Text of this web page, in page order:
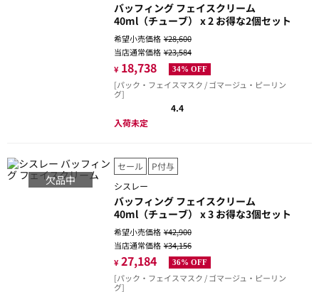
バッフィング フェイスクリーム
40ml（チューブ） x 2 お得な2個セット
希望小売価格¥28,600
当店通常価格¥23,584
¥ 18,738 34% OFF
[パック・フェイスマスク / ゴマージュ・ピーリン
グ]
4.4
入荷未定
欠品中
セール
P付与
シスレー
バッフィング フェイスクリーム
40ml（チューブ） x 3 お得な3個セット
希望小売価格¥42,900
当店通常価格¥34,156
¥ 27,184 36% OFF
[パック・フェイスマスク / ゴマージュ・ピーリン
グ]